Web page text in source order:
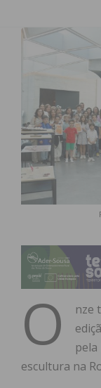
O
nze
pela
escultura na